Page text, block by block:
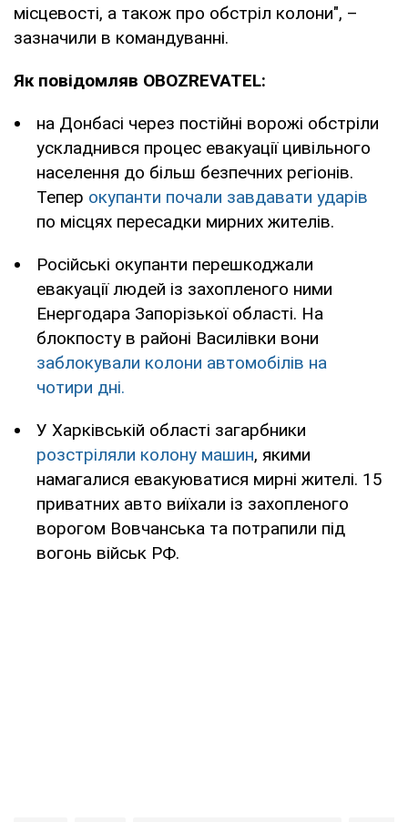
місцевості, а також про обстріл колони", –
зазначили в командуванні.
Як повідомляв OBOZREVATEL:
на Донбасі через постійні ворожі обстріли
ускладнився процес евакуації цивільного
населення до більш безпечних регіонів.
Тепер окупанти почали завдавати ударів
по місцях пересадки мирних жителів.
Російські окупанти перешкоджали
евакуації людей із захопленого ними
Енергодара Запорізької області. На
блокпосту в районі Василівки вони
заблокували колони автомобілів на
чотири дні.
У Харківській області загарбники
розстріляли колону машин, якими
намагалися евакуюватися мирні жителі. 15
приватних авто виїхали із захопленого
ворогом Вовчанська та потрапили під
вогонь військ РФ.